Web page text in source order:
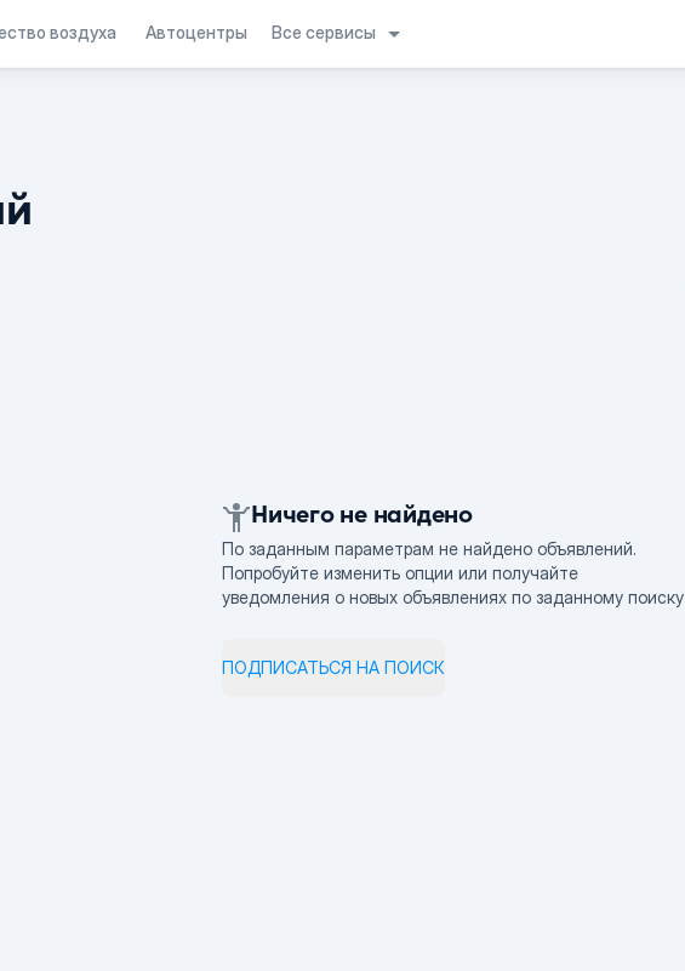
воздуха Автоцентры Все сервисы
Ничего не найдено
По заданным параметрам не найдено объявлений.
Попробуйте изменить опции или получайте
уведомления о новых объявлениях по заданному поиску
ПОДПИСАТЬСЯ НА ПОИСК